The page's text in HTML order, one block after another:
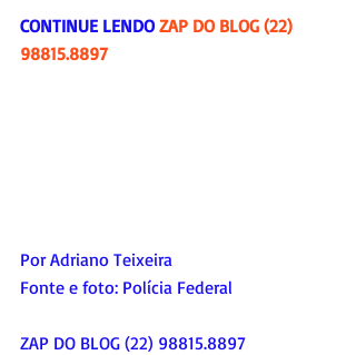
CONTINUE LENDO ZAP DO BLOG (22)
98815.8897
Por Adriano Teixeira
Fonte e foto: Polícia Federal
ZAP DO BLOG (22) 98815.8897